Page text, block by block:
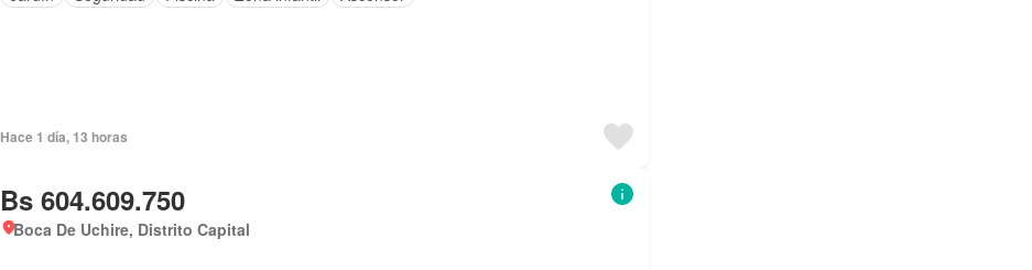
Hace 1 día, 13 horas
Bs 604.609.750
Boca De Uchire, Distrito Capital